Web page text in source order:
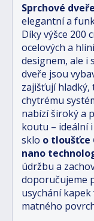
Sprchové
elegantní a
Díky výšce 200
ocelových a
designem, ale i
dveře jsou
zajišťují hladký,
chytrému
nabízí široký a
koutu – ideální
sklo o tloušťce
nano
údržbu a
doporučujeme
usychání
matného